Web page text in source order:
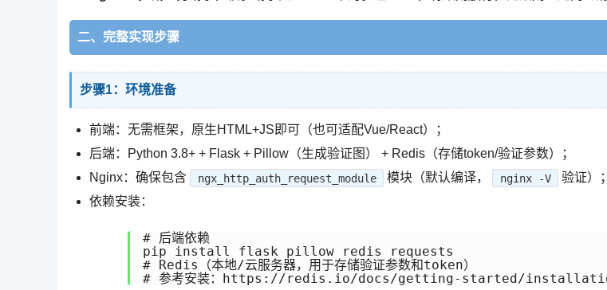
二、完整实现步骤
步骤1：环境准备
前端：无需框架，原生HTML+JS即可（也可适配Vue/React）；
后端：Python 3.8+ + Flask + Pillow（生成验证图） + Redis（存储token/验证参数）；
Nginx：确保包含
ngx_http_auth_request_module 模块（默认编译， nginx -V
验证）；
依赖安装：
# 后端依赖
pip install flask pillow redis requests
# Redis（本地/云服务器，用于存储验证参数和token）